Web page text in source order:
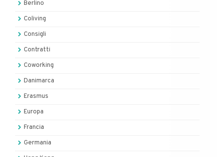
Berlino
Coliving
Consigli
Contratti
Coworking
Danimarca
Erasmus
Europa
Francia
Germania